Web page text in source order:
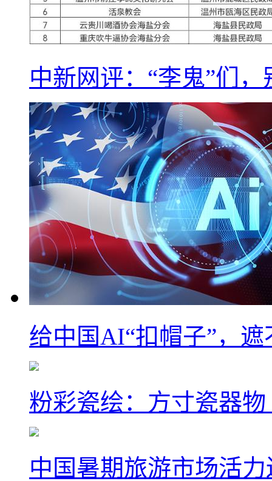
中新网评：“李鬼”们
给中国AI“扣帽子”，
粉彩瓷绘：方寸瓷器
中国暑期旅游市场活